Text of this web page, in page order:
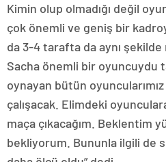
Kimin olup olmadığı değil
çok önemli ve geniş bir
da 3-4 tarafta da aynı
Sacha önemli bir oyuncuydu
oynayan bütün
çalışacak. Elimdeki
maça çıkacağım. Beklentim
bekliyorum. Bununla ilgili de